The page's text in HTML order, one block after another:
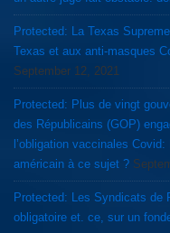
Protected: La Texas
Texas et aux anti-masques
September 12, 2021
Protected: Plus de vingt
des Républicains (GOP)
l’obligation vaccinales
américain à ce sujet ?
Protected: Les Syndicats de
obligatoire et. ce, sur un